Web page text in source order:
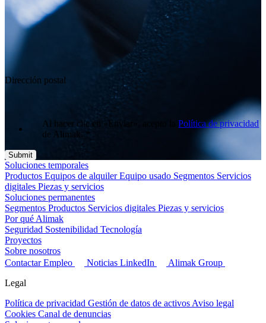
Dirección postal
Al hacer clic en «Enviar», acepto laPolítica de privacidad
de Alimak. *
Soluciones temporales
Productos Equipos de alquiler Equipo usado Segmentos Servicios
digitales Piezas y servicios
Soluciones permanentes
Segmentos Productos Servicios digitales Piezas y servicios
Por qué Alimak
Seguridad Sostenibilidad Tecnología
Proyectos
Sobre nosotros
Contactar Empleo Noticias LinkedIn
Alimak Group
Legal
Política de privacidad Gestión de datos de activos Aviso legal
Cookies Canal de denuncias